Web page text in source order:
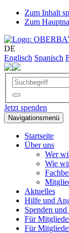
Zum Inhalt
Zum
DE
Englisch Spanisch
Jetzt spenden
Navigationsmenü
Startseite
Über uns
Wer
Wie
Aktuelles
Hilfe und
Spenden
Für
Für